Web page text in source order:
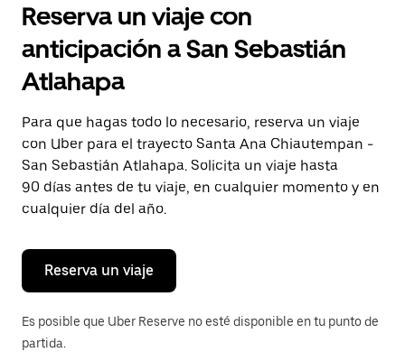
el
y
selecciona
una
Presiona
la
tecla Esc
para
cerrar
el
calendario.
Reserva un viaje con
anticipación a San Sebastián
Atlahapa
Para que hagas todo lo necesario, reserva un viaje
con Uber para el trayecto Santa Ana Chiautempan -
San Sebastián Atlahapa. Solicita un viaje hasta
90 días antes de tu viaje, en cualquier momento y en
cualquier día del año.
Reserva un viaje
Es posible que Uber Reserve no esté disponible en tu punto de
partida.